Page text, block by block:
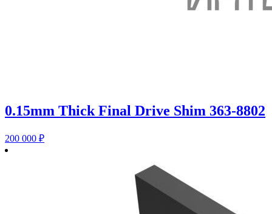
0.15mm Thick Final Drive Shim 363-8802
200 000 ₽